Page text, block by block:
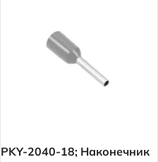
PKY-2040-18; Наконечник